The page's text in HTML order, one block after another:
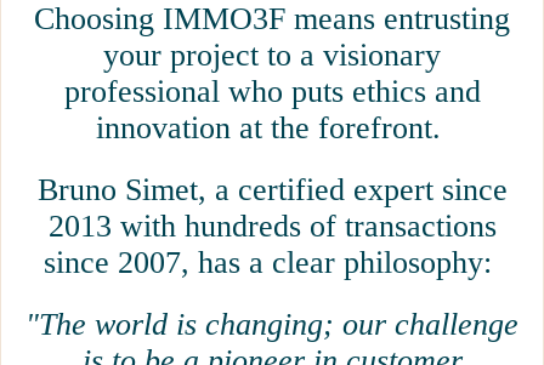
Choosing IMMO3F means entrusting
your project to a visionary
professional who puts ethics and
innovation at the forefront.
Bruno Simet, a certified expert since
2013 with hundreds of transactions
since 2007, has a clear philosophy:
"The world is changing; our challenge